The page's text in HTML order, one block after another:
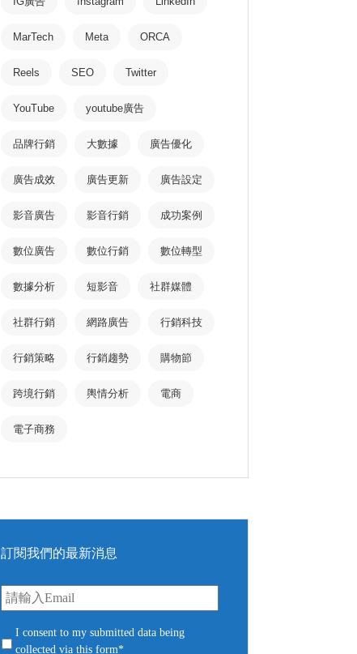
MarTech Meta ORCA
Reels SEO Twitter
YouTube youtube廣告
品牌行銷 大數據 廣告優化
廣告成效 廣告更新 廣告設定
影音廣告 影音行銷 成功案例
數位廣告 數位行銷 數位轉型
數據分析 短影音 社群媒體
社群行銷 網路廣告 行銷科技
行銷策略 行銷趨勢 購物節
跨境行銷 輿情分析 電商
電子商務
訂閱我們的最新消息
E
m
a
lo
I consent to my submitted data being
collected via this form*